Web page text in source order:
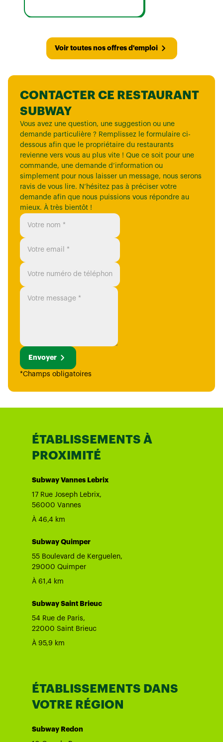
Voir toutes nos offres d'emploi
CONTACTER CE RESTAURANT
SUBWAY
Vous avez une question, une suggestion ou une
demande particulière ? Remplissez le formulaire ci-
dessous afin que le propriétaire du restaurants
revienne vers vous au plus vite ! Que ce soit pour une
commande, une demande d’information ou
simplement pour nous laisser un message, nous serons
ravis de vous lire. N’hésitez pas à préciser votre
demande afin que nous puissions vous répondre au
mieux. À très bientôt !
Envoyer
*Champs obligatoires
ÉTABLISSEMENTS À
PROXIMITÉ
Subway Vannes Lebrix
17 Rue Joseph Lebrix,
56000 Vannes
À 46,4 km
Subway Quimper
55 Boulevard de Kerguelen,
29000 Quimper
À 61,4 km
Subway Saint Brieuc
54 Rue de Paris,
22000 Saint Brieuc
À 95,9 km
ÉTABLISSEMENTS DANS
VOTRE RÉGION
Subway Redon